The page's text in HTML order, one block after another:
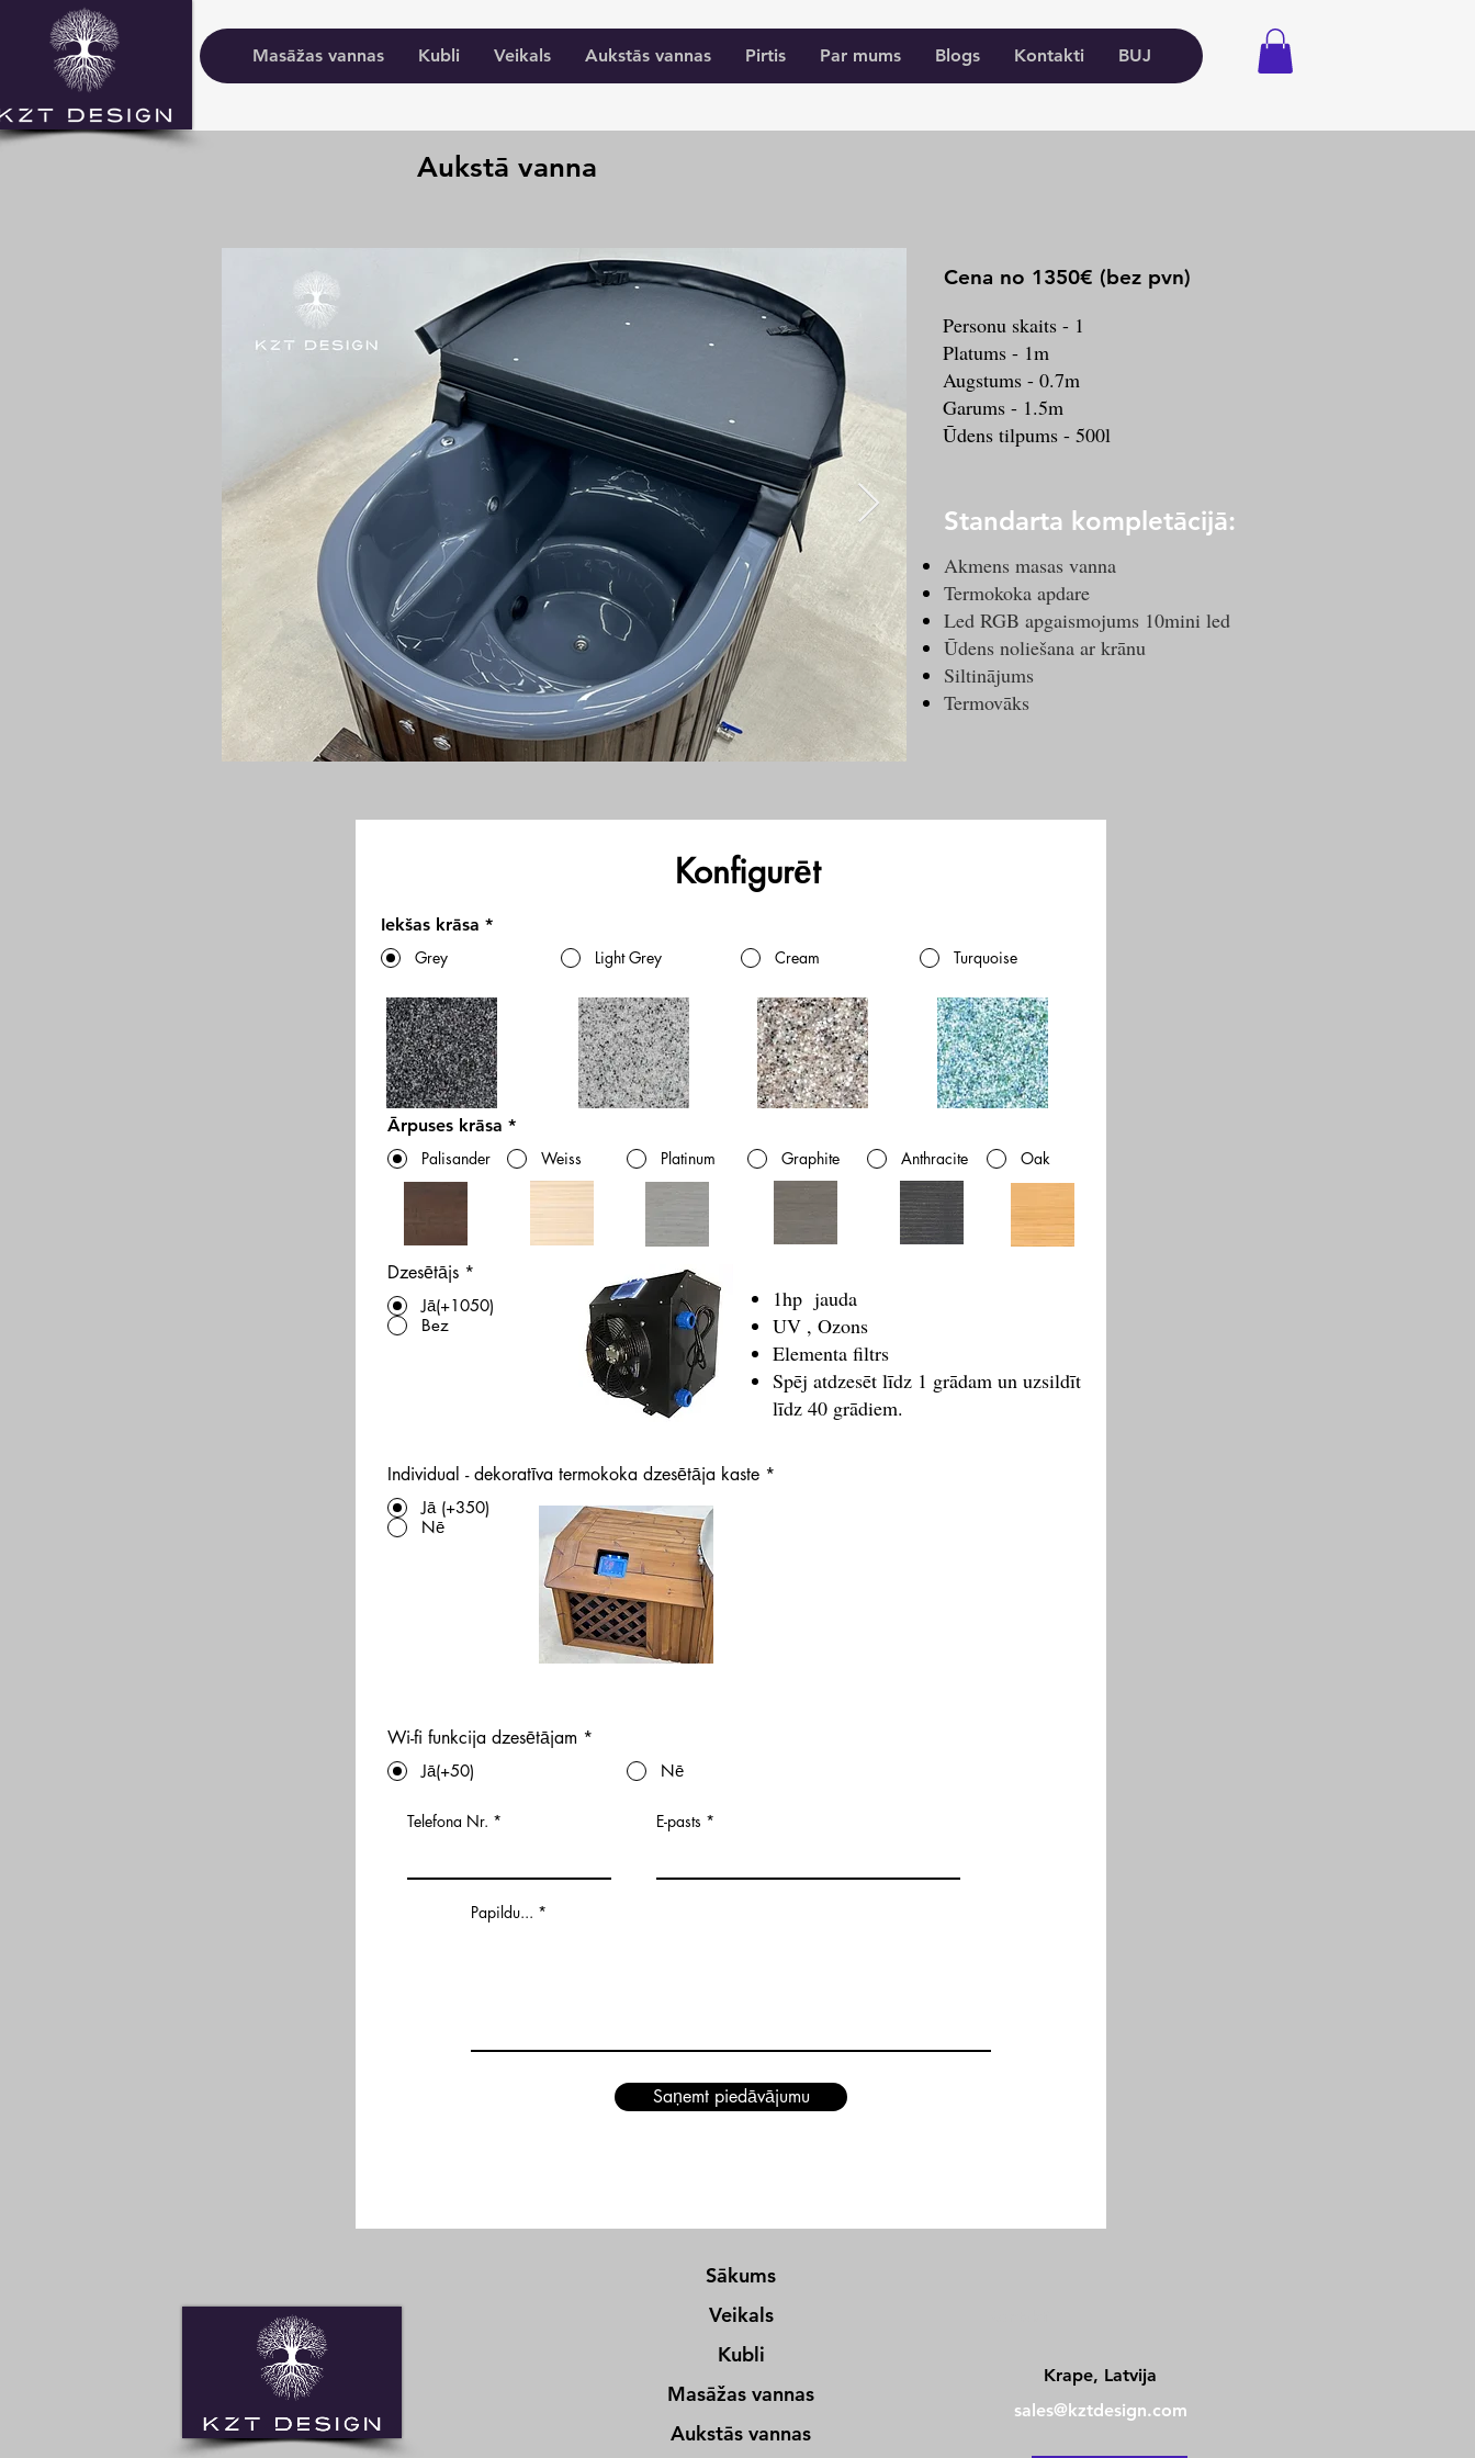
Masāžas vannas Kubli Veikals Aukstās vannas Pirtis Par mums Blogs Kontakti BUJ
Aukstā vanna
Cena no 1350€ (bez pvn)
Personu skaits - 1
Platums - 1m
Augstums - 0.7m
Garums - 1.5m
Ūdens tilpums - 500l
Standarta kompletācijā:
Akmens masas vanna
Termokoka apdare
Led RGB apgaismojums 10mini led
Ūdens noliešana ar krānu
Siltinājums
Termovāks
Konfigurēt
Iekšas krāsa *
Grey
Light Grey Cream Turquoise
Ārpuses krāsa *
Palisander
Weiss Platinum Graphite Anthracite Oak
Dzesētājs *
Jā(+1050)
Bez
1hp jauda
UV , Ozons
Elementa filtrs
Spēj atdzesēt līdz 1 grādam un uzsildīt
līdz 40 grādiem.
Individual - dekoratīva termokoka dzesētāja kaste *
Jā (+350)
Nē
Wi-fi funkcija dzesētājam *
Jā(+50) Nē
Telefona Nr. E-pasts
Papildu...
Saņemt piedāvājumu
Sākums
Veikals
Kubli
Masāžas vannas
Aukstās vannas
Krape, Latvija
sales@kztdesign.com